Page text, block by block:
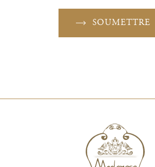
SOUMETTRE